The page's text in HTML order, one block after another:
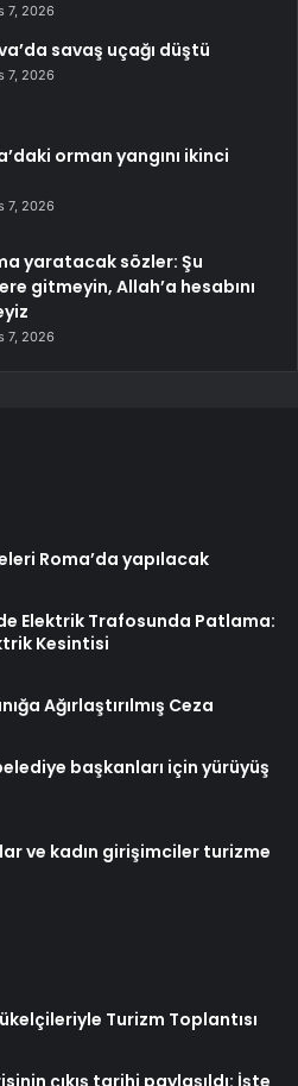
7, 2026
savaş uçağı düştü
7, 2026
orman yangını ikinci
7, 2026
yaratacak sözler: Şu
gitmeyin, Allah’a hesabını
7, 2026
Roma’da yapılacak
Elektrik Trafosunda Patlama:
Kesintisi
Ağırlaştırılmış Ceza
başkanları için yürüyüş
ve kadın girişimciler turizme
Turizm Toplantısı